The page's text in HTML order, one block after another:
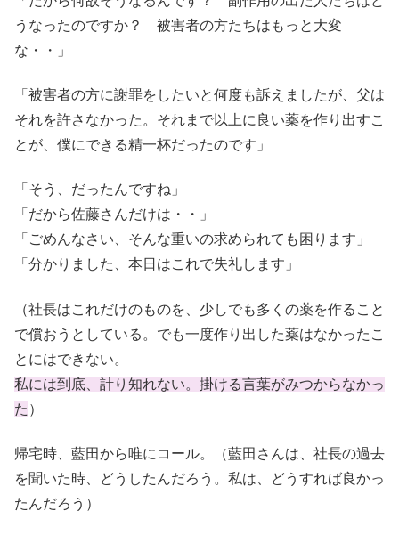
うなったのですか？ 被害者の方たちはもっと大変
な・・」
「被害者の方に謝罪をしたいと何度も訴えましたが、父は
それを許さなかった。それまで以上に良い薬を作り出すこ
とが、僕にできる精一杯だったのです」
「そう、だったんですね」
「だから佐藤さんだけは・・」
「ごめんなさい、そんな重いの求められても困ります」
「分かりました、本日はこれで失礼します」
（社長はこれだけのものを、少しでも多くの薬を作ること
で償おうとしている。でも一度作り出した薬はなかったこ
とにはできない。
私には到底、計り知れない。掛ける言葉がみつからなかっ
た ）
帰宅時、藍田から唯にコール。（藍田さんは、社長の過去
を聞いた時、どうしたんだろう。私は、どうすれば良かっ
たんだろう）